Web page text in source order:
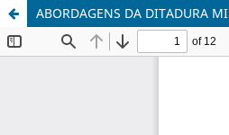
ABORDAGENS DA DITADURA